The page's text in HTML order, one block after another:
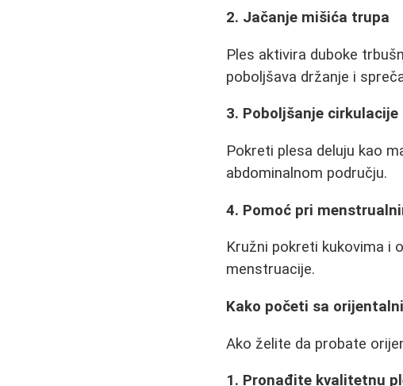
2. Jačanje mišića trupa
Ples aktivira duboke
poboljšava držanje i
3. Poboljšanje cirkulacije
Pokreti plesa deluju kao
abdominalnom području.
4. Pomoć pri
Kružni pokreti kukovima i
menstruacije.
Kako početi sa
Ako želite da probate
1. Pronađite kvalitetnu